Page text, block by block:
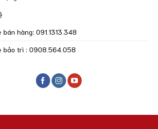
bán hàng: 091.1313.348
bảo trì : 0908.564.058